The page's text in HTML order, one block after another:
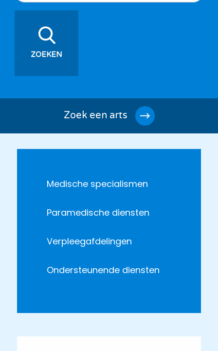
Zoek een arts
Medische specialismen
Paramedische diensten
Verpleegafdelingen
Ondersteunende diensten